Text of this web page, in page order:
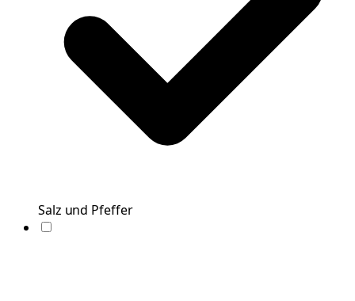
Salz und Pfeffer